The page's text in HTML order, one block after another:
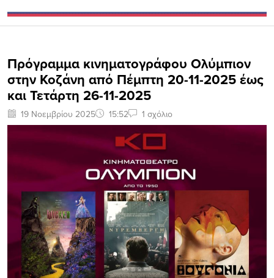
Πρόγραμμα κινηματογράφου Oλύμπιον
στην Κοζάνη από Πέμπτη 20-11-2025 έως
και Τετάρτη 26-11-2025
19 Νοεμβρίου 2025 15:52 1 σχόλιο